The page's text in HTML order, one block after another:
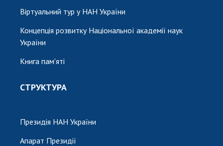
Віртуальний тур у НАН України
Концепція розвитку Національної академії наук
України
Книга пам'яті
СТРУКТУРА
Президія НАН України
Апарат Президії